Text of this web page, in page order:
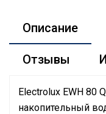
Описание
Отзывы
Electrolux EWH 80
накопительный